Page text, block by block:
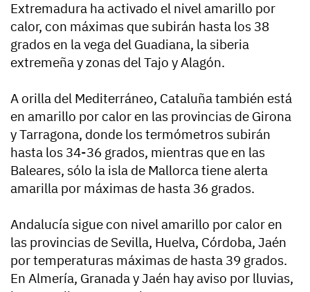
Extremadura ha activado el nivel amarillo por
calor, con máximas que subirán hasta los 38
grados en la vega del Guadiana, la siberia
extremeña y zonas del Tajo y Alagón.
A orilla del Mediterráneo, Cataluña también está
en amarillo por calor en las provincias de Girona
y Tarragona, donde los termómetros subirán
hasta los 34-36 grados, mientras que en las
Baleares, sólo la isla de Mallorca tiene alerta
amarilla por máximas de hasta 36 grados.
Andalucía sigue con nivel amarillo por calor en
las provincias de Sevilla, Huelva, Córdoba, Jaén
por temperaturas máximas de hasta 39 grados.
En Almería, Granada y Jaén hay aviso por lluvias,